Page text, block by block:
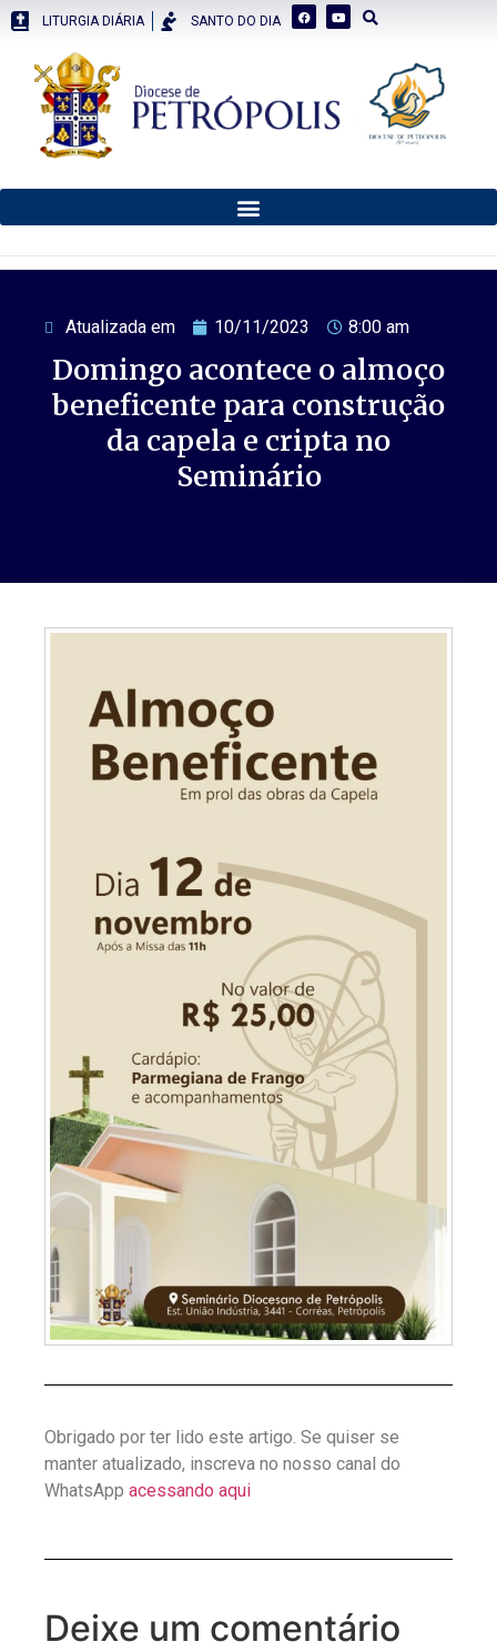
LITURGIA DIÁRIA SANTO DO DIA
Atualizada em 10/11/2023 8:00 am
Domingo acontece o almoço
beneficente para construção
da capela e cripta no
Seminário
Obrigado por ter lido este artigo. Se quiser se
manter atualizado, inscreva no nosso canal do
WhatsApp acessando aqui
Deixe um comentário